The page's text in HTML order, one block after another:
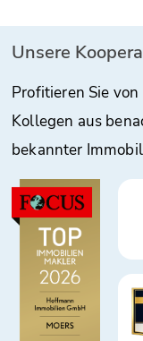
Unsere
Profitieren Sie
Kollegen aus
bekannter